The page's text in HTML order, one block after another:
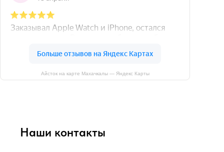
Айсток на карте Махачкалы — Яндекс Карты
Наши контакты